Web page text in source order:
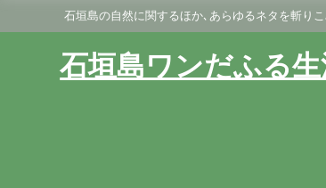
石垣島の自然に関するほか､あらゆるネタを斬り
石垣島ワンだふる生